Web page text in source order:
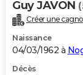
Guy JAVON
Créer une
Naissance
04/03/1962 à
Décès